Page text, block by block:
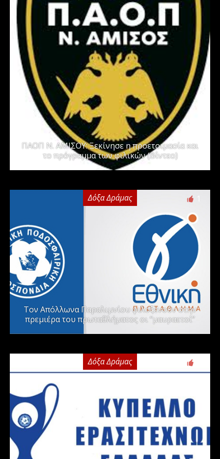
ΠΑΟΠ Ν. ΑΜΙΣΟΥ: Ξεκίνησε η προετοιμασία και
το πρόγραμμα των φιλικών (Βίντεο)
Δόξα Δράμας
Τον Απόλλωνα Παραλιμνίου φιλοξενούν στην
πρεμιέρα του πρωταθλήματος οι “μαυραετοί”
Δόξα Δράμας